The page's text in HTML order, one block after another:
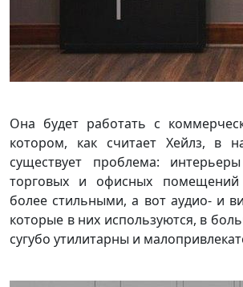
Она будет работать с
котором, как считает Хейлз, в
существует проблема:
торговых и офисных помещений
более стильными, а вот аудио- и
которые в них используются, в
сугубо утилитарны и